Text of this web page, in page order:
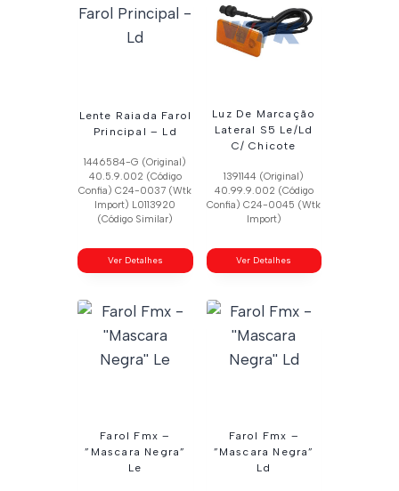
Lente Raiada Farol
Principal – Ld
1446584-G (Original)
40.5.9.002 (Código
Confia) C24-0037 (Wtk
Import) L0113920
(Código Similar)
Ver Detalhes
Luz De Marcação
Lateral S5 Le/Ld
C/ Chicote
1391144 (Original)
40.99.9.002 (Código
Confia) C24-0045 (Wtk
Import)
Ver Detalhes
Farol Fmx –
”Mascara Negra”
Le
Farol Fmx –
”Mascara Negra”
Ld